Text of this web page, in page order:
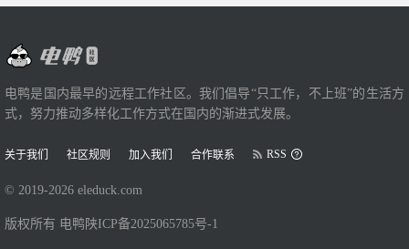
电鸭是国内最早的远程工作社区。我们倡导“只工作，不上班”的生活方
式，努力推动多样化工作方式在国内的渐进式发展。
关于我们 社区规则 加入我们 合作联系 RSS
© 2019-2026 eleduck.com
版权所有 电鸭 陕ICP备2025065785号-1